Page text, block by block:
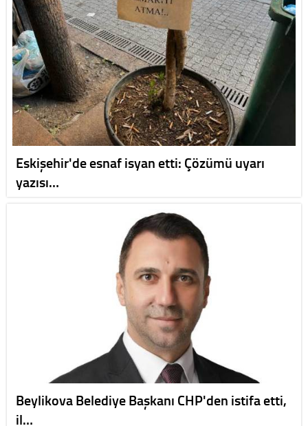
Eskişehir'de esnaf isyan etti: Çözümü uyarı
yazısı…
Beylikova Belediye Başkanı CHP'den istifa etti,
il…